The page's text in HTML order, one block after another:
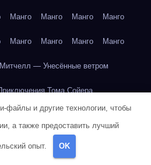
Манго Манго Манго Манго
Манго Манго Манго Манго
— Унесённые ветром
Тома Сойера
Тома Сойера
файлы и другие технологии, чтобы
а также предоставить лучший
опыт. OK